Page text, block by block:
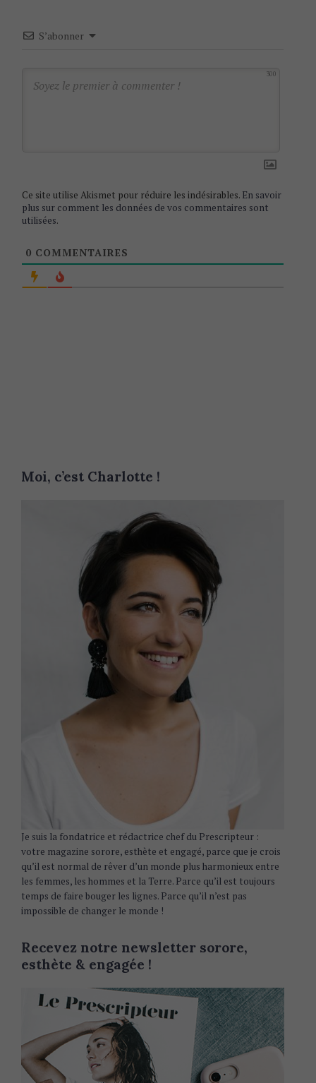
Moi, c’est Charlotte !
Je suis la fondatrice et rédactrice chef du Prescripteur :
votre magazine sorore, esthète et engagé, parce que je crois
qu’il est normal de rêver d’un monde plus harmonieux entre
les femmes, les hommes et la Terre. Parce qu’il est toujours
temps de faire bouger les lignes. Parce qu’il n’est pas
impossible de changer le monde !
Recevez notre newsletter sorore,
esthète & engagée !
i
S’abonner
300
Ce site utilise Akismet pour réduire les indésirables. En savoir
plus sur comment les données de vos commentaires sont
utilisées.
0 COMMENTAIRES